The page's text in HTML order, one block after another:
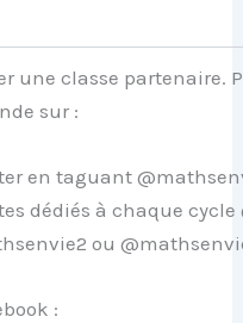
une classe partenaire.
sur :
en taguant
dédiés à chaque cycle
ou
: